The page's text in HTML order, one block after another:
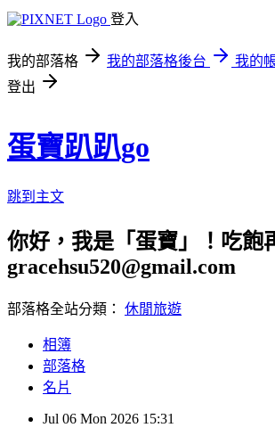
登入
我的部落格 我的部落格後台
我的
登出
蛋寶趴趴go
跳到主文
你好，我是「蛋寶」！吃飽
gracehsu520@gmail.com
部落格全站分類： 休閒旅遊
相簿
部落格
名片
Jul 06 Mon 2026 15:31